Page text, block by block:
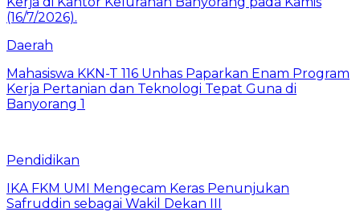
Daerah
Mahasiswa KKN-T 116 Unhas Paparkan Enam Program
Kerja Pertanian dan Teknologi Tepat Guna di
Banyorang 1
Pendidikan
IKA FKM UMI Mengecam Keras Penunjukan
Safruddin sebagai Wakil Dekan III